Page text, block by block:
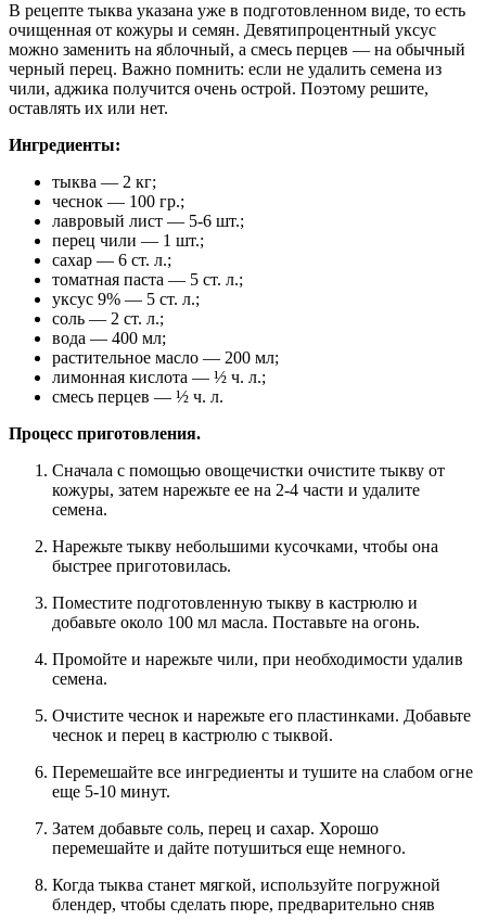
В рецепте тыква указана уже в подготовленном виде, то есть
очищенная от кожуры и семян. Девятипроцентный уксус
можно заменить на яблочный, а смесь перцев — на обычный
черный перец. Важно помнить: если не удалить семена из
чили, аджика получится очень острой. Поэтому решите,
оставлять их или нет.
Ингредиенты:
тыква — 2 кг;
чеснок — 100 гр.;
лавровый лист — 5-6 шт.;
перец чили — 1 шт.;
сахар — 6 ст. л.;
томатная паста — 5 ст. л.;
уксус 9% — 5 ст. л.;
соль — 2 ст. л.;
вода — 400 мл;
растительное масло — 200 мл;
лимонная кислота — ½ ч. л.;
смесь перцев — ½ ч. л.
Процесс приготовления.
Сначала с помощью овощечистки очистите тыкву от
кожуры, затем нарежьте ее на 2-4 части и удалите
семена.
Нарежьте тыкву небольшими кусочками, чтобы она
быстрее приготовилась.
Поместите подготовленную тыкву в кастрюлю и
добавьте около 100 мл масла. Поставьте на огонь.
Промойте и нарежьте чили, при необходимости удалив
семена.
Очистите чеснок и нарежьте его пластинками. Добавьте
чеснок и перец в кастрюлю с тыквой.
Перемешайте все ингредиенты и тушите на слабом огне
еще 5-10 минут.
Затем добавьте соль, перец и сахар. Хорошо
перемешайте и дайте потушиться еще немного.
Когда тыква станет мягкой, используйте погружной
блендер, чтобы сделать пюре, предварительно сняв